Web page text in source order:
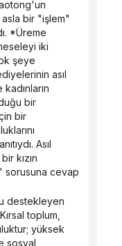
bir "işlem"
*Üreme
iki
şeye
asıl
bir
bir
Asıl
kızın
sorusuna cevap
toplum,
yüksek
sosyal